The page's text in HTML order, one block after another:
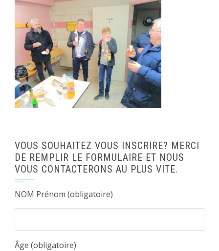
VOUS SOUHAITEZ VOUS INSCRIRE? MERCI
DE REMPLIR LE FORMULAIRE ET NOUS
VOUS CONTACTERONS AU PLUS VITE.
NOM Prénom (obligatoire)
Âge (obligatoire)